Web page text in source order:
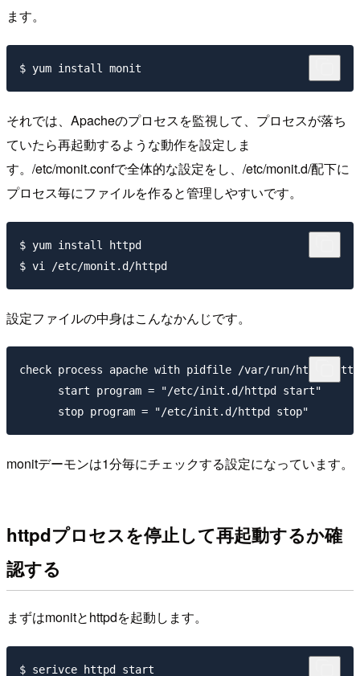
ます。
それでは、Apacheのプロセスを監視して、プロセスが落ち
ていたら再起動するような動作を設定しま
す。/etc/monit.confで全体的な設定をし、/etc/monit.d/配下に
プロセス毎にファイルを作ると管理しやすいです。
$ yum install httpd
設定ファイルの中身はこんなかんじです。
check process apache with pidfile /var/run/httpd/
      start program = "/etc/init.d/httpd start"
monitデーモンは1分毎にチェックする設定になっています。
httpdプロセスを停止して再起動するか確
認する
まずはmonitとhttpdを起動します。
$ serivce httpd start